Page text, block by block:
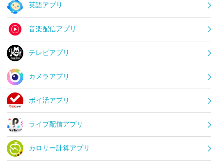
英語アプリ
音楽配信アプリ
テレビアプリ
カメラアプリ
ポイ活アプリ
ライブ配信アプリ
カロリー計算アプリ